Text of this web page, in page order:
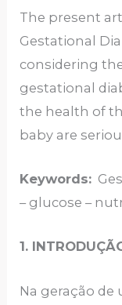
The present
Gestational
considering
gestational
the health of
baby are
Keywords:
– glucose –
1.
Na geração de